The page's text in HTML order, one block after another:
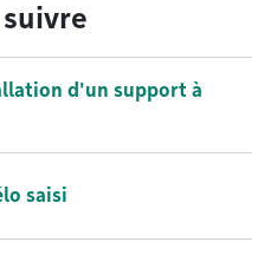
d'un support à
saisi